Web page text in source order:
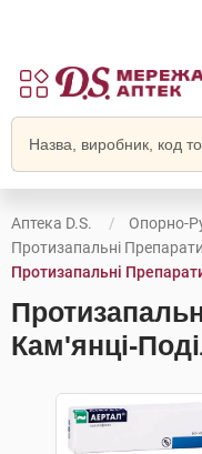
Аптека D.S.
Опорно-
Протизапальні Препарати
Протизапальні
Кам'янці-